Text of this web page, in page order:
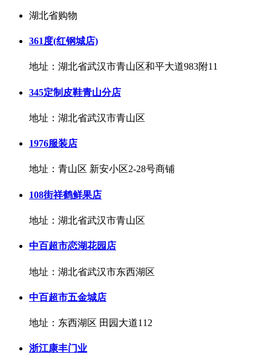
湖北省购物
361度(红钢城店)
地址：湖北省武汉市青山区和平大道983附11
345定制皮鞋青山分店
地址：湖北省武汉市青山区
1976服装店
地址：青山区 新安小区2-28号商铺
108街祥鹤鲜果店
地址：湖北省武汉市青山区
中百超市恋湖花园店
地址：湖北省武汉市东西湖区
中百超市五金城店
地址：东西湖区 田园大道112
浙江康丰门业